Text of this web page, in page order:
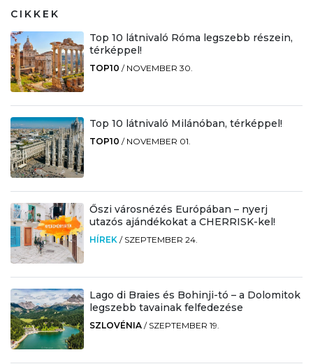
CIKKEK
Top 10 látnivaló Róma legszebb részein,
térképpel!
TOP10 / NOVEMBER 30.
Top 10 látnivaló Milánóban, térképpel!
TOP10 / NOVEMBER 01.
Őszi városnézés Európában – nyerj
utazós ajándékokat a CHERRISK-kel!
HÍREK / SZEPTEMBER 24.
Lago di Braies és Bohinji-tó – a Dolomitok
legszebb tavainak felfedezése
SZLOVÉNIA / SZEPTEMBER 19.